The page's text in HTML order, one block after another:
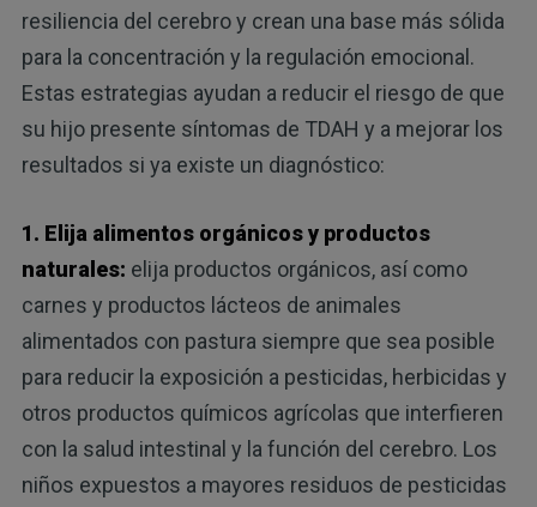
resiliencia del cerebro y crean una base más sólida
para la concentración y la regulación emocional.
Estas estrategias ayudan a reducir el riesgo de que
su hijo presente síntomas de TDAH y a mejorar los
resultados si ya existe un diagnóstico:
1. Elija alimentos orgánicos y productos
naturales: elija productos orgánicos, así como
carnes y productos lácteos de animales
alimentados con pastura siempre que sea posible
para reducir la exposición a pesticidas, herbicidas y
otros productos químicos agrícolas que interfieren
con la salud intestinal y la función del cerebro. Los
niños expuestos a mayores residuos de pesticidas